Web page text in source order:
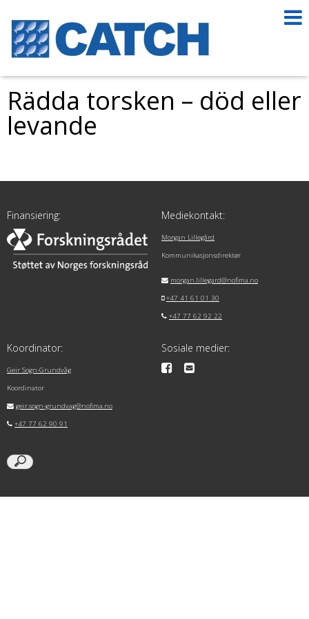
Rädda torsken – död eller
levande
Finansiering: Mediekontakt:
Morgan Lillegård
Kommunikasjonsdirektør
morgan.lillegard@nofima.no
+47 41 61 01 30
+47 77 62 92 22
Koordinator:
Geir Sogn-Grundvåg
Koordinator
geir.sogn-grundvag@nofima.no
+47 77 62 90 91
Sosiale medier: